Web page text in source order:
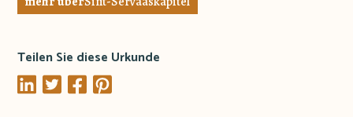
Teilen Sie diese Urkunde